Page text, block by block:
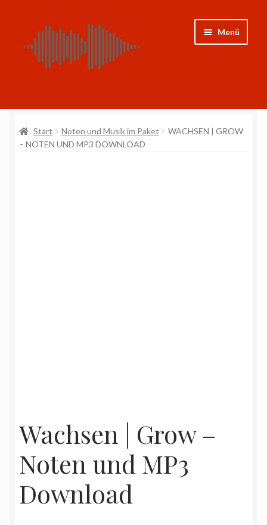
Navigation
springen
Inhalt
springen
Menü
CDsStart Noten und Musik im Paket
WACHSEN | GROW
– NOTEN UND MP3 DOWNLOAD
Wachsen | Grow –
Noten und MP3
Download